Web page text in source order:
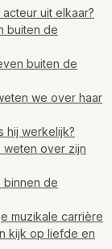
uit elkaar?
buiten de
buiten de
we over haar
hij werkelijk?
weten over zijn
binnen de
muzikale carrière
kijk op liefde en